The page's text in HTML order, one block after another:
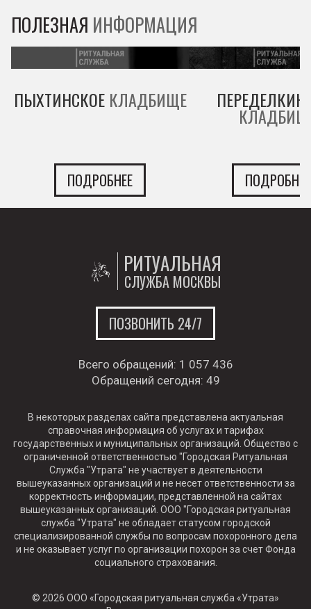
ПОЛЕЗНАЯ ИНФОРМАЦИЯ
ПЫХТИНСКОЕКЛАДБИЩЕ
ПОДРОБНЕЕ ПОДРОБНЕЕ
РИТУАЛЬНАЯ
СЛУЖБА МОСКВЫ
ПОЗВОНИТЬ 24/7
Всего обращений: 1 057 436
Обращений сегодня: 49
В некоторых разделах сайта представлена актуальная
справочная информация об услугах и тарифах
государственных и муниципальных организаций. Общество с
ограниченной ответственностью "Городская Ритуальная
Служба "Утрата" не участвует в деятельности
вышеуказанных организаций и не несет ответственности за
корректность информации, представленной на сайтах
вышеуказанных организаций. ООО "Городская ритуальная
служба "Утрата" не обладает статусом городской
специализированной службы по вопросам похоронного дела
и не оказывает услуг по организации похорон за счет Фонда
социального страхования.
© 2026 ООО «Городская ритуальная служба «Утрата»